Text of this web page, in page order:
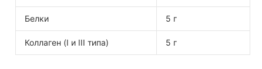
Белки 5 г
Коллаген (I и III типа) 5 г